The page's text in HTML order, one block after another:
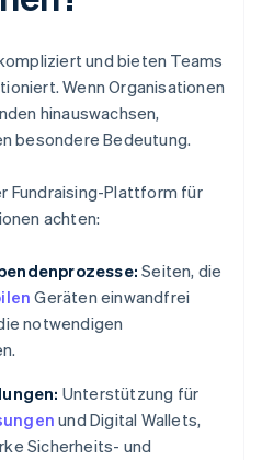
und bieten Teams
Wenn Organisationen
hinauswachsen,
besondere Bedeutung.
Fundraising-Plattform für
achten:
Seiten, die
Geräten einwandfrei
notwendigen
Unterstützung für
und Digital Wallets,
Sicherheits- und